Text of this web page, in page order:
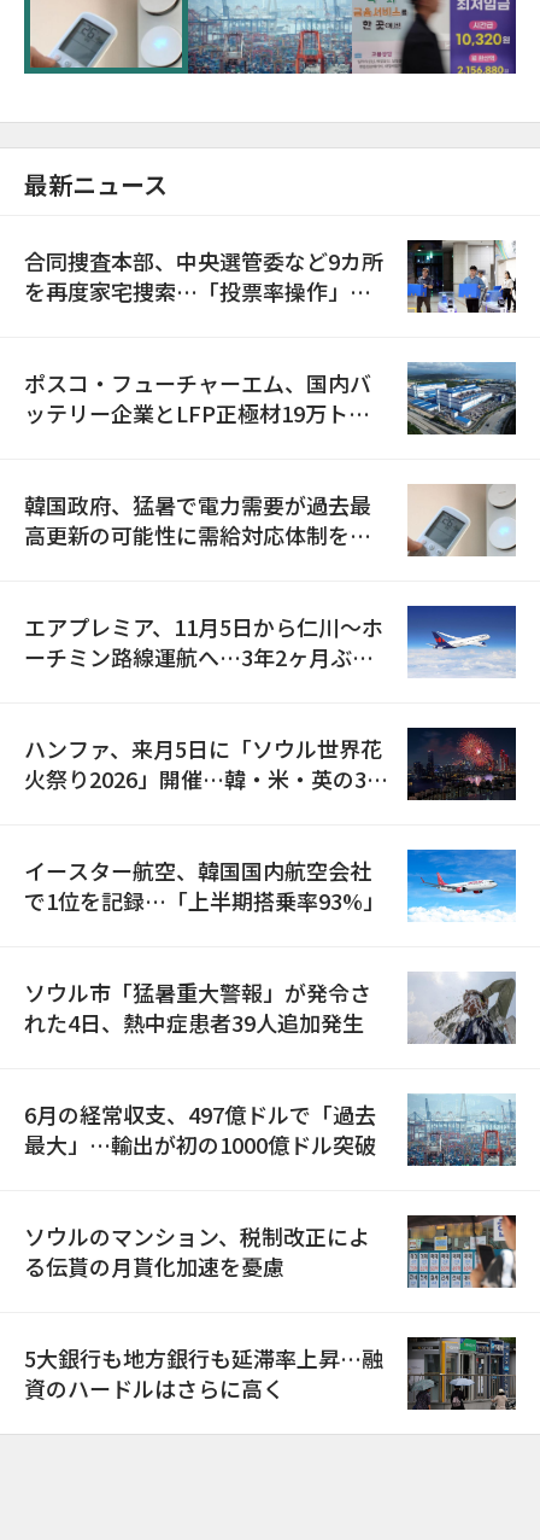
に需給対応体制を点検
最新ニュース
合同捜査本部、中央選管委など9カ所
を再度家宅捜索…「投票率操作」の
ポスコ・フューチャーエム、国内バ
ッテリー企業とLFP正極材19万トン
韓国政府、猛暑で電力需要が過去最
高更新の可能性に需給対応体制を点
エアプレミア、11月5日から仁川〜ホ
ーチミン路線運航へ…3年2ヶ月ぶり
ハンファ、来月5日に「ソウル世界花
火祭り2026」開催…韓・米・英の3カ
イースター航空、韓国国内航空会社
で1位を記録…「上半期搭乗率93%」
ソウル市「猛暑重大警報」が発令さ
れた4日、熱中症患者39人追加発生
6月の経常収支、497億ドルで「過去
最大」…輸出が初の1000億ドル突破
ソウルのマンション、税制改正によ
る伝貰の月貰化加速を憂慮
5大銀行も地方銀行も延滞率上昇…融
資のハードルはさらに高く